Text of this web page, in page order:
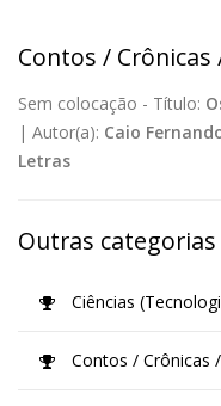
Contos / Crônicas
Sem colocação - Título:
| Autor(a): Caio
Letras
Outras
Ciências
Contos / Crônicas